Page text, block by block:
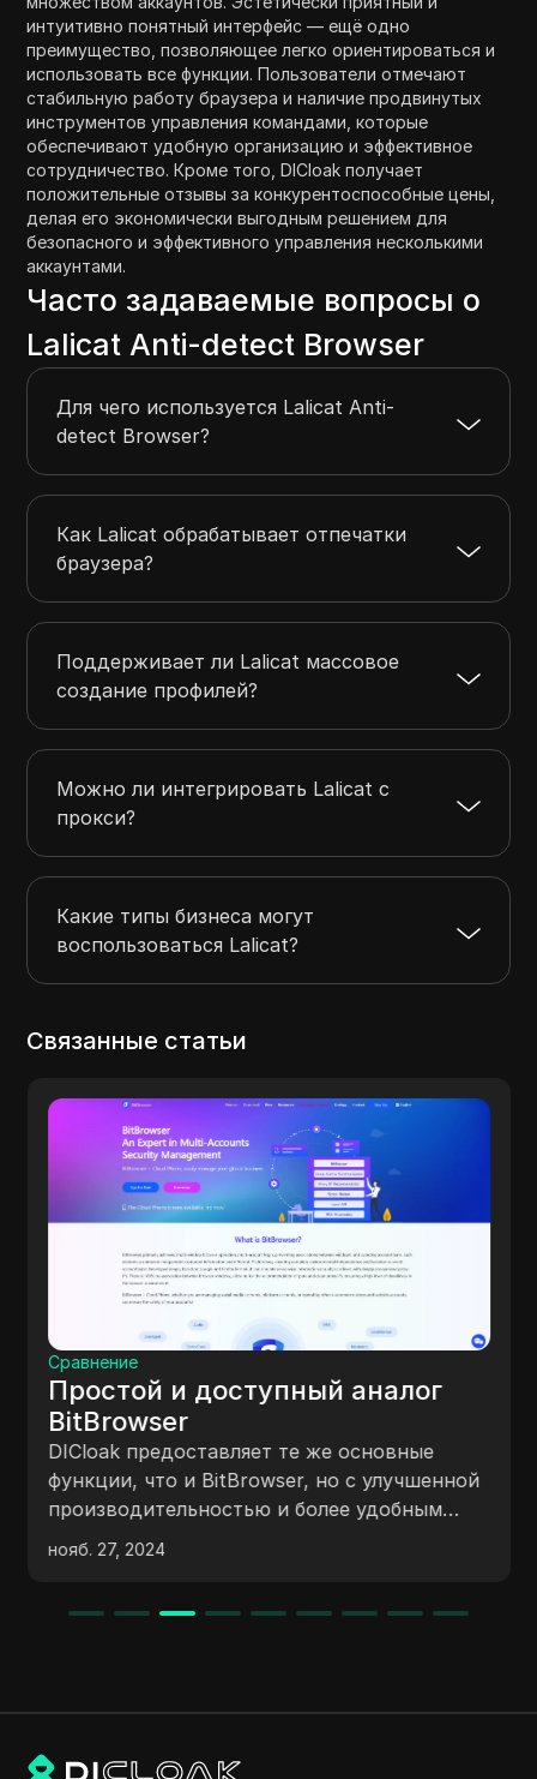
интуитивно понятный интерфейс — ещё одно
преимущество, позволяющее легко ориентироваться и
использовать все функции. Пользователи отмечают
стабильную работу браузера и наличие продвинутых
инструментов управления командами, которые
обеспечивают удобную организацию и эффективное
сотрудничество. Кроме того, DICloak получает
положительные отзывы за конкурентоспособные цены,
делая его экономически выгодным решением для
безопасного и эффективного управления несколькими
аккаунтами.
Часто задаваемые вопросы о
Lalicat Anti-detect Browser
Для чего используется Lalicat Anti-
detect Browser?
Как Lalicat обрабатывает отпечатки
браузера?
Поддерживает ли Lalicat массовое
создание профилей?
Можно ли интегрировать Lalicat с
прокси?
Какие типы бизнеса могут
воспользоваться Lalicat?
Связанные статьи
Сравнение
Простой и доступный аналог
BitBrowser
DICloak предоставляет те же основные
функции, что и BitBrowser, но с улучшенной
производительностью и более удобным
интерфейсом, при этом стоит намного
дешевле.
нояб. 27, 2024